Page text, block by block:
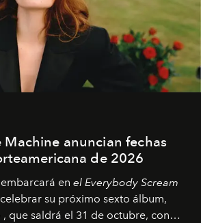
Machine anuncian fechas
de 2026
en el Everybody Scream
su próximo sexto álbum,
, que saldrá el 31 de octubre, con